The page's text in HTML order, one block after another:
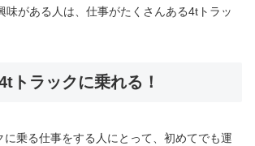
味がある人は、仕事がたくさんある4tトラッ
トラックに乗れる！
に乗る仕事をする人にとって、初めてでも運